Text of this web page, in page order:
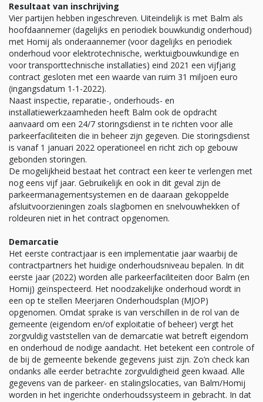
Resultaat van inschrijving
Vier partijen hebben ingeschreven. Uiteindelijk is met Balm als
hoofdaannemer (dagelijks en periodiek bouwkundig onderhoud)
met Homij als onderaannemer (voor dagelijks en periodiek
onderhoud voor elektrotechnische, werktuigbouwkundige en
voor transporttechnische installaties) eind 2021 een vijfjarig
contract gesloten met een waarde van ruim 31 miljoen euro
(ingangsdatum 1-1-2022).
Naast inspectie, reparatie-, onderhouds- en
installatiewerkzaamheden heeft Balm ook de opdracht
aanvaard om een 24/7 storingsdienst in te richten voor alle
parkeerfaciliteiten die in beheer zijn gegeven. Die storingsdienst
is vanaf 1 januari 2022 operationeel en richt zich op gebouw
gebonden storingen.
De mogelijkheid bestaat het contract een keer te verlengen met
nog eens vijf jaar. Gebruikelijk en ook in dit geval zijn de
parkeermanagementsystemen en de daaraan gekoppelde
afsluitvoorzieningen zoals slagbomen en snelvouwhekken of
roldeuren niet in het contract opgenomen.
Demarcatie
Het eerste contractjaar is een implementatie jaar waarbij de
contractpartners het huidige onderhoudsniveau bepalen. In dit
eerste jaar (2022) worden alle parkeerfaciliteiten door Balm (en
Homij) geïnspecteerd. Het noodzakelijke onderhoud wordt in
een op te stellen Meerjaren Onderhoudsplan (MJOP)
opgenomen. Omdat sprake is van verschillen in de rol van de
gemeente (eigendom en/of exploitatie of beheer) vergt het
zorgvuldig vaststellen van de demarcatie wat betreft eigendom
en onderhoud de nodige aandacht. Het betekent een controle of
de bij de gemeente bekende gegevens juist zijn. Zo’n check kan
ondanks alle eerder betrachte zorgvuldigheid geen kwaad. Alle
gegevens van de parkeer- en stalingslocaties, van Balm/Homij
worden in het ingerichte onderhoudssysteem in gebracht. In dat